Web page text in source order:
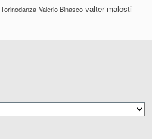
Torinodanza Valerio Binasco valter malosti